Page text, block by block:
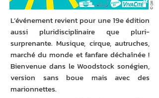
© DR
L’événement revient pour une 19e édition
aussi pluridisciplinaire que pluri-
surprenante. Musique, cirque, autruches,
marché du monde et fanfare déchaînée !
Bienvenue dans le Woodstock sonégien,
version sans boue mais avec des
marionnettes.